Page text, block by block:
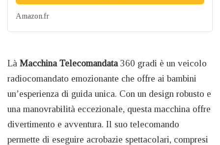
Amazon.fr
Là Macchina Telecomandata 360 gradi è un veicolo
radiocomandato emozionante che offre ai bambini
un’esperienza di guida unica. Con un design robusto e
una manovrabilità eccezionale, questa macchina offre
divertimento e avventura. Il suo telecomando
permette di eseguire acrobazie spettacolari, compresi